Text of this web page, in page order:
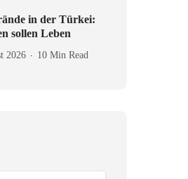
in der Türkei:
sollen Leben
2026 10 Min Read